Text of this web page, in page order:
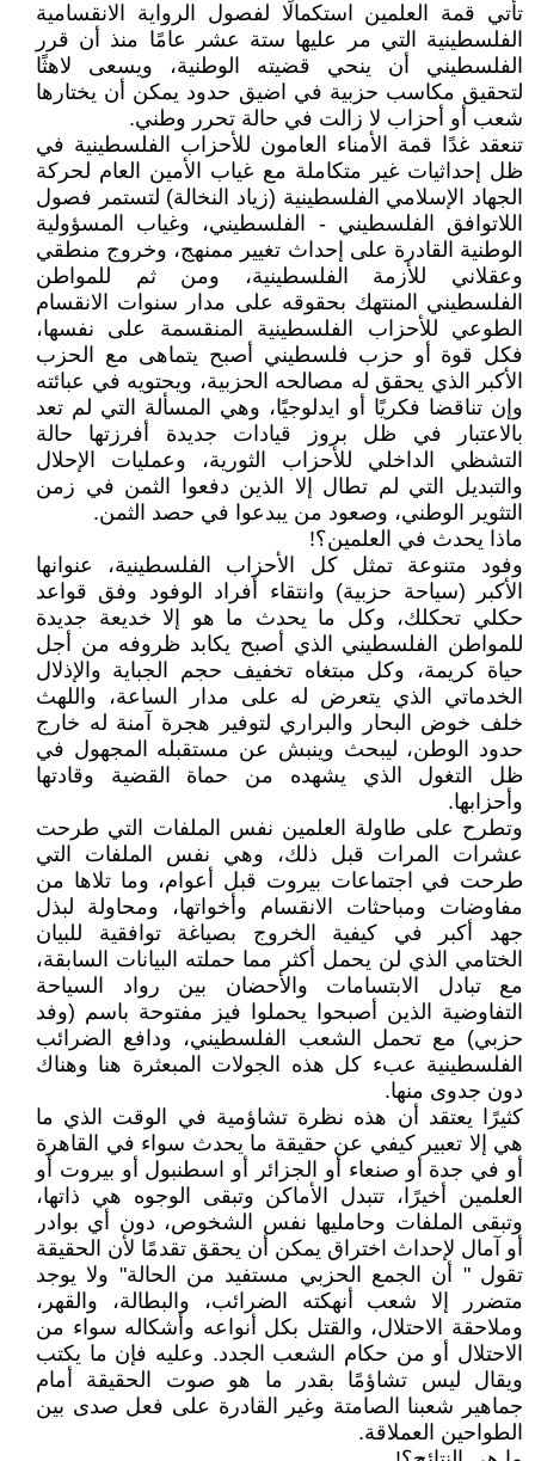
تأتي قمة العلمين استكمالًا لفصول الرواية الانقسامية
الفلسطينية التي مر عليها ستة عشر عامًا منذ أن قرر
الفلسطيني أن ينحي قضيته الوطنية، ويسعى لاهثًا
لتحقيق مكاسب حزبية في اضيق حدود يمكن أن يختارها
شعب أو أحزاب لا زالت في حالة تحرر وطني.
تنعقد غدًا قمة الأمناء العامون للأحزاب الفلسطينية في
ظل إحداثيات غير متكاملة مع غياب الأمين العام لحركة
الجهاد الإسلامي الفلسطينية (زياد النخالة) لتستمر فصول
اللاتوافق الفلسطيني - الفلسطيني، وغياب المسؤولية
الوطنية القادرة على إحداث تغيير ممنهج، وخروج منطقي
وعقلاني للأزمة الفلسطينية، ومن ثم للمواطن
الفلسطيني المنتهك بحقوقه على مدار سنوات الانقسام
الطوعي للأحزاب الفلسطينية المنقسمة على نفسها،
فكل قوة أو حزب فلسطيني أصبح يتماهى مع الحزب
الأكبر الذي يحقق له مصالحه الحزبية، ويحتويه في عبائته
وإن تناقضا فكريًا أو ايدلوجيًا، وهي المسألة التي لم تعد
بالاعتبار في ظل بروز قيادات جديدة أفرزتها حالة
التشظي الداخلي للأحزاب الثورية، وعمليات الإحلال
والتبديل التي لم تطال إلا الذين دفعوا الثمن في زمن
التثوير الوطني، وصعود من يبدعوا في حصد الثمن.
ماذا يحدث في العلمين؟!
وفود متنوعة تمثل كل الأحزاب الفلسطينية، عنوانها
الأكبر (سياحة حزبية) وانتقاء أفراد الوفود وفق قواعد
حكلي تحكلك، وكل ما يحدث ما هو إلا خديعة جديدة
للمواطن الفلسطيني الذي أصبح يكابد ظروفه من أجل
حياة كريمة، وكل مبتغاه تخفيف حجم الجباية والإذلال
الخدماتي الذي يتعرض له على مدار الساعة، واللهث
خلف خوض البحار والبراري لتوفير هجرة آمنة له خارج
حدود الوطن، ليبحث وينبش عن مستقبله المجهول في
ظل التغول الذي يشهده من حماة القضية وقادتها
وأحزابها.
وتطرح على طاولة العلمين نفس الملفات التي طرحت
عشرات المرات قبل ذلك، وهي نفس الملفات التي
طرحت في اجتماعات بيروت قبل أعوام، وما تلاها من
مفاوضات ومباحثات الانقسام وأخواتها، ومحاولة لبذل
جهد أكبر في كيفية الخروج بصياغة توافقية للبيان
الختامي الذي لن يحمل أكثر مما حملته البيانات السابقة،
مع تبادل الابتسامات والأحضان بين رواد السياحة
التفاوضية الذين أصبحوا يحملوا فيز مفتوحة باسم (وفد
حزبي) مع تحمل الشعب الفلسطيني، ودافع الضرائب
الفلسطينية عبء كل هذه الجولات المبعثرة هنا وهناك
دون جدوى منها.
كثيرًا يعتقد أن هذه نظرة تشاؤمية في الوقت الذي ما
هي إلا تعبير كيفي عن حقيقة ما يحدث سواء في القاهرة
أو في جدة أو صنعاء أو الجزائر أو اسطنبول أو بيروت أو
العلمين أخيرًا، تتبدل الأماكن وتبقى الوجوه هي ذاتها،
وتبقى الملفات وحامليها نفس الشخوص، دون أي بوادر
أو آمال لإحداث اختراق يمكن أن يحقق تقدمًا لأن الحقيقة
تقول " أن الجمع الحزبي مستفيد من الحالة" ولا يوجد
متضرر إلا شعب أنهكته الضرائب، والبطالة، والقهر،
وملاحقة الاحتلال، والقتل بكل أنواعه وأشكاله سواء من
الاحتلال أو من حكام الشعب الجدد. وعليه فإن ما يكتب
ويقال ليس تشاؤمًا بقدر ما هو صوت الحقيقة أمام
جماهير شعبنا الصامتة وغير القادرة على فعل صدى بين
الطواحين العملاقة.